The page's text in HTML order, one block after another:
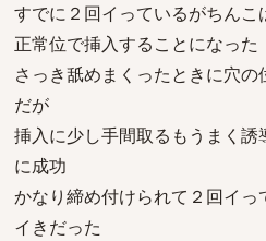
すでに２回イっているがちんこ
正常位で挿入することになった
さっき舐めまくったときに穴の
だが
挿入に少し手間取るもうまく誘
に成功
かなり締め付けられて２回イ
イきだった